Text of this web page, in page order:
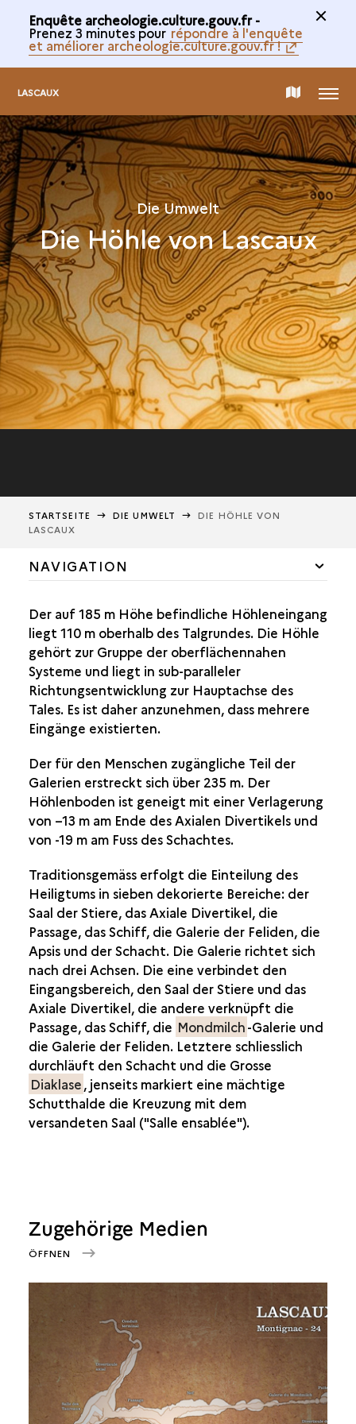
Enquête archeologie.culture.gouv.fr -
Prenez 3 minutes pour répondre à l'enquête
et améliorer archeologie.culture.gouv.fr !
LASCAUX INTERAKTIVE
KARTE
MENÜ
Die Umwelt
Die Höhle von Lascaux
STARTSEITE DIE UMWELT
DIE HÖHLE VON
LASCAUX
NAVIGATION
DER ARCHÄOLOGISCHE KONTEXT
DER GEOLOGISCHE KONTEXT
DIE HÖHLE VON LASCAUX
Der auf 185 m Höhe befindliche Höhleneingang
liegt 110 m oberhalb des Talgrundes. Die Höhle
gehört zur Gruppe der oberflächennahen
Systeme und liegt in sub-paralleler
Richtungsentwicklung zur Hauptachse des
Tales. Es ist daher anzunehmen, dass mehrere
Eingänge existierten.
Der für den Menschen zugängliche Teil der
Galerien erstreckt sich über 235 m. Der
Höhlenboden ist geneigt mit einer Verlagerung
von –13 m am Ende des Axialen Divertikels und
von -19 m am Fuss des Schachtes.
Traditionsgemäss erfolgt die Einteilung des
Heiligtums in sieben dekorierte Bereiche: der
Saal der Stiere, das Axiale Divertikel, die
Passage, das Schiff, die Galerie der Feliden, die
Apsis und der Schacht. Die Galerie richtet sich
nach drei Achsen. Die eine verbindet den
Eingangsbereich, den Saal der Stiere und das
Axiale Divertikel, die andere verknüpft die
Passage, das Schiff, die Mondmilch-Galerie und
die Galerie der Feliden. Letztere schliesslich
durchläuft den Schacht und die Grosse
Diaklase, jenseits markiert eine mächtige
Schutthalde die Kreuzung mit dem
versandeten Saal ("Salle ensablée").
Zugehörige Medien
ÖFFNEN